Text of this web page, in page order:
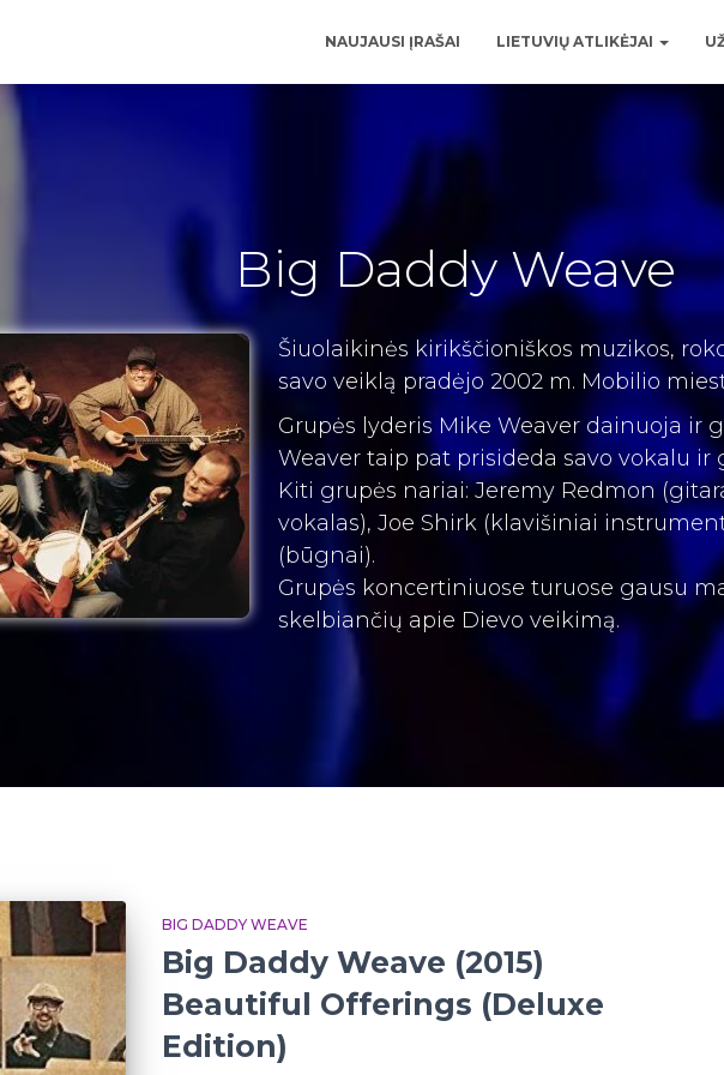
NAUJAUSI ĮRAŠAI LIETUVIŲ ATLIKĖJAI
Big Daddy Weave
Šiuolaikinės kirikščioniškos muzikos,
savo veiklą pradėjo 2002 m. Mobilio
Grupės lyderis Mike Weaver dainuoja ir
Weaver taip pat prisideda savo vokalu ir
Kiti grupės nariai:Jeremy Redmon
vokalas), Joe Shirk (klavišiniai
(būgnai).
Grupės koncertiniuose turuose gausu
skelbiančių apie Dievo veikimą.
BIG DADDY WEAVE
Big Daddy Weave (2015)
Beautiful Offerings (Deluxe
Edition)